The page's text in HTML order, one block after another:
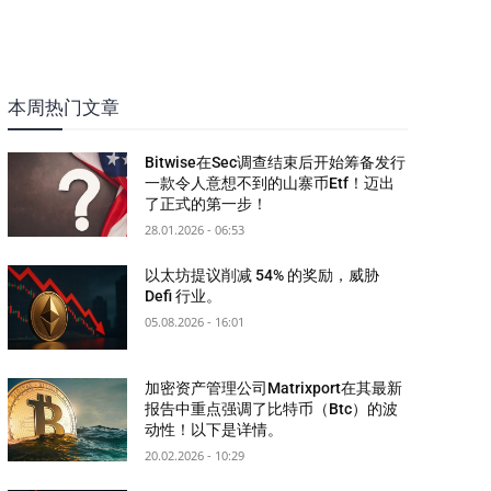
本周热门文章
Bitwise在Sec调查结束后开始筹备发行
一款令人意想不到的山寨币Etf！迈出
了正式的第一步！
28.01.2026 - 06:53
以太坊提议削减 54% 的奖励，威胁
Defi 行业。
05.08.2026 - 16:01
加密资产管理公司Matrixport在其最新
报告中重点强调了比特币（Btc）的波
动性！以下是详情。
20.02.2026 - 10:29